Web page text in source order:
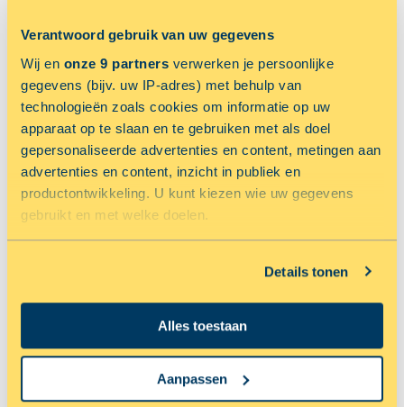
Verantwoord gebruik van uw gegevens
Wij en onze 9 partners verwerken je persoonlijke
gegevens (bijv. uw IP-adres) met behulp van
technologieën zoals cookies om informatie op uw
apparaat op te slaan en te gebruiken met als doel
gepersonaliseerde advertenties en content, metingen aan
advertenties en content, inzicht in publiek en
productontwikkeling. U kunt kiezen wie uw gegevens
gebruikt en met welke doelen.
die tot een paar meter nauwkeurig kan zijn
Uw apparaat identificeren door het actief te scannen
op specifieke eigenschappen (fingerprinting)
Lees meer over hoe uw persoonlijke gegevens worden
Details tonen
Alles toestaan
Aanpassen
RESERVEER NU MET 33.33% KORTING
NU 50% KORTING OP OPSLAGRUIMTE